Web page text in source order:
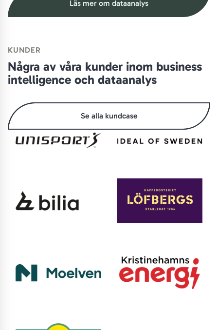
Läs mer om dataanalys
KUNDER
Några av våra kunder inom business
intelligence och dataanalys
Se alla kundcase